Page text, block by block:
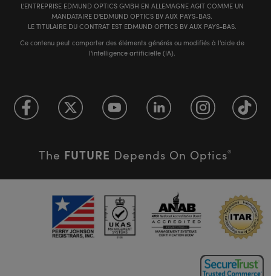
L'ENTREPRISE EDMUND OPTICS GMBH EN ALLEMAGNE AGIT COMME UN
MANDATAIRE D'EDMUND OPTICS BV AUX PAYS-BAS.
LE TITULAIRE DU CONTRAT EST EDMUND OPTICS BV AUX PAYS-BAS.
Ce contenu peut comporter des éléments générés ou modifiés à l'aide de
l'intelligence artificielle (IA).
The FUTURE Depends On Optics®